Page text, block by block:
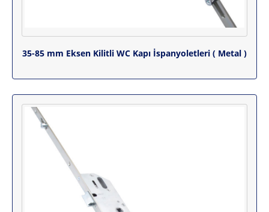
35-85 mm Eksen Kilitli WC Kapı İspanyoletleri ( Metal )